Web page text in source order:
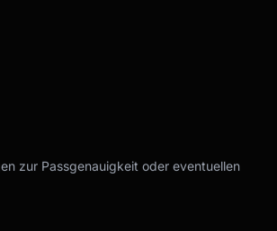
zur Passgenauigkeit oder eventuellen